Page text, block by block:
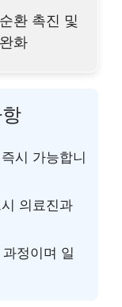
환 촉진 및
화
시 가능합니
의료진과
정이며 일